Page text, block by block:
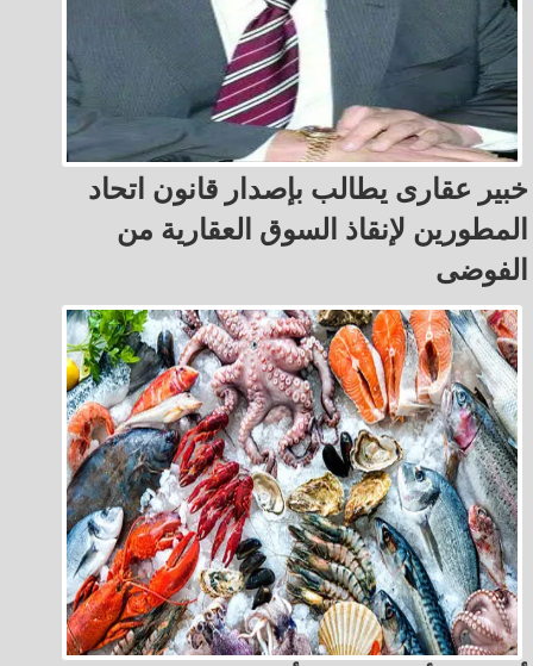
خبير عقارى يطالب بإصدار قانون اتحاد
المطورين لإنقاذ السوق العقارية من
الفوضى